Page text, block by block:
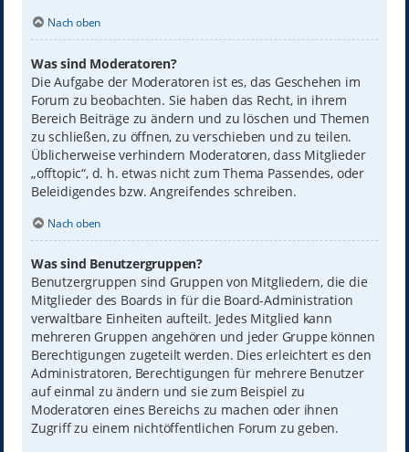
Nach oben
Was sind Moderatoren?
Die Aufgabe der Moderatoren ist es, das Geschehen im
Forum zu beobachten. Sie haben das Recht, in ihrem
Bereich Beiträge zu ändern und zu löschen und Themen
zu schließen, zu öffnen, zu verschieben und zu teilen.
Üblicherweise verhindern Moderatoren, dass Mitglieder
„offtopic“, d. h. etwas nicht zum Thema Passendes, oder
Beleidigendes bzw. Angreifendes schreiben.
Nach oben
Was sind Benutzergruppen?
Benutzergruppen sind Gruppen von Mitgliedern, die die
Mitglieder des Boards in für die Board-Administration
verwaltbare Einheiten aufteilt. Jedes Mitglied kann
mehreren Gruppen angehören und jeder Gruppe können
Berechtigungen zugeteilt werden. Dies erleichtert es den
Administratoren, Berechtigungen für mehrere Benutzer
auf einmal zu ändern und sie zum Beispiel zu
Moderatoren eines Bereichs zu machen oder ihnen
Zugriff zu einem nichtöffentlichen Forum zu geben.